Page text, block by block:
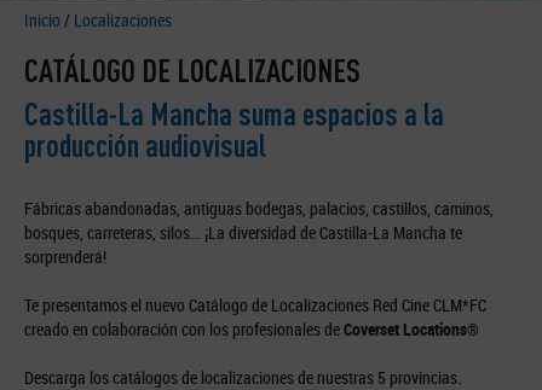
Inicio / Localizaciones
CATÁLOGO DE LOCALIZACIONES
Castilla-La Mancha suma espacios a la
producción audiovisual
Fábricas abandonadas, antiguas bodegas, palacios, castillos, caminos,
bosques, carreteras, silos... ¡La diversidad de Castilla-La Mancha te
sorprenderá!
Te presentamos el nuevo Catálogo de Localizaciones Red Cine CLM*FC
creado en colaboración con los profesionales deCoverset Locations®
Descarga los catálogos de localizaciones de nuestras 5 provincias.